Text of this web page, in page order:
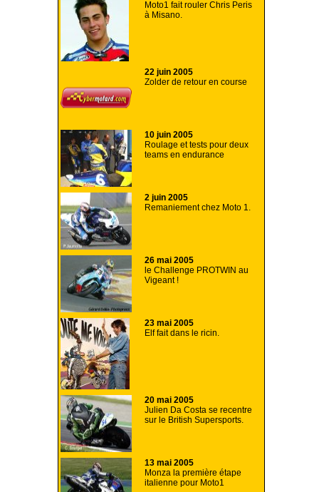
Moto1 fait rouler Chris Peris
à Misano.
22 juin 2005
Zolder de retour en course
10 juin 2005
Roulage et tests pour deux
teams en endurance
2 juin 2005
Remaniement chez Moto 1.
26 mai 2005
le Challenge PROTWIN au
Vigeant !
23 mai 2005
Elf fait dans le ricin.
20 mai 2005
Julien Da Costa se recentre
sur le British Supersports.
13 mai 2005
Monza la première étape
italienne pour Moto1